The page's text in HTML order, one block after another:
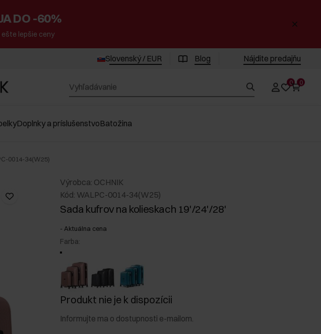
DO -60%
lepšie ceny
Slovenský / EUR Blog Nájdite predajňu
0 0
Doplnky a príslušenstvoBatožina
0014-34(W25)
Výrobca: OCHNIK
Kód: WALPC-0014-34(W25)
Sada kufrov na kolieskach 19'/24'/28'
- Aktuálna cena
Farba:
Produkt nie je k dispozícii
Informujte ma o dostupnosti e-mailom.